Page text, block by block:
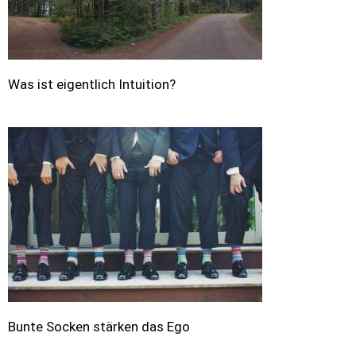
Was ist eigentlich Intuition?
Bunte Socken stärken das Ego